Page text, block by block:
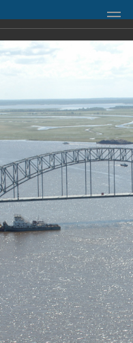
office@ugrador.ru
центр:
› Об управлении
›
Мансийск